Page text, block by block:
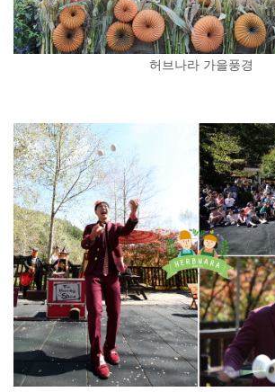
허브나라 가을풍경